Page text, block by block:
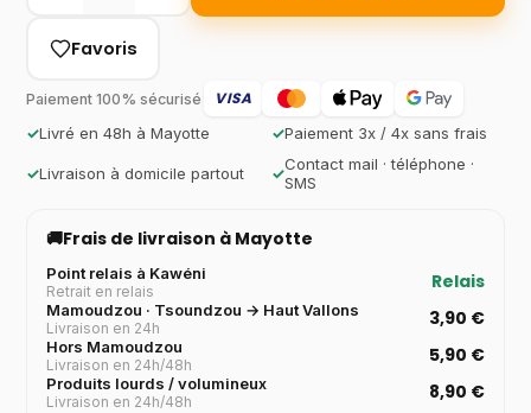
Favoris
Paiement 100% sécurisé VISA
✓Livré en 48h à Mayotte ✓Paiement 3x / 4x sans frais
✓Livraison à domicile partout ✓Contact mail · téléphone ·
SMS
🚚Frais de livraison à Mayotte
Point relais à Kawéni
Retrait en relais Relais
Mamoudzou · Tsoundzou → Haut Vallons
Livraison en 24h 3,90 €
Hors Mamoudzou
Livraison en 24h/48h 5,90 €
Produits lourds / volumineux
Livraison en 24h/48h 8,90 €